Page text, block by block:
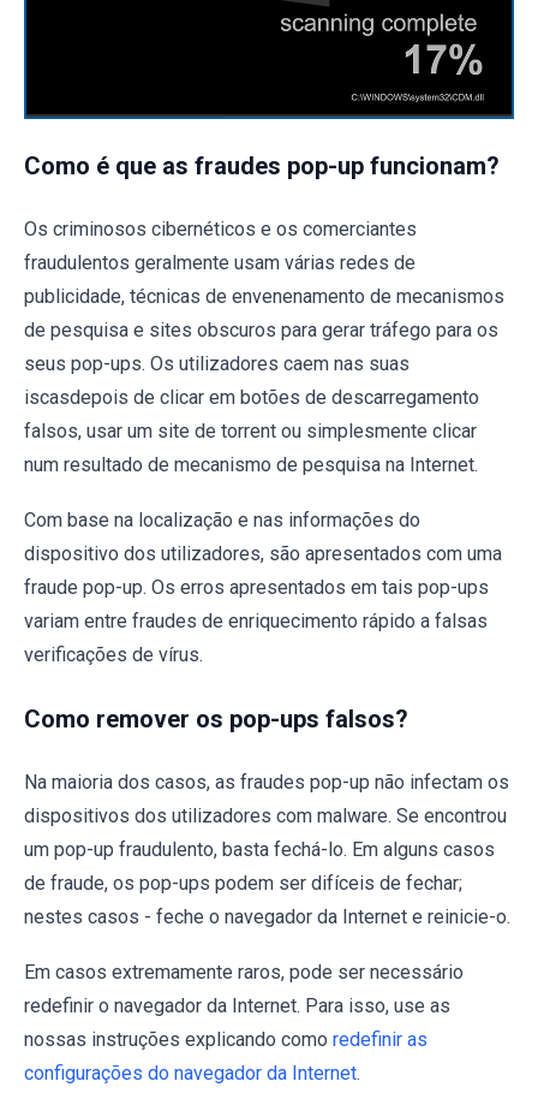
Como é que as fraudes pop-up funcionam?
Os criminosos cibernéticos e os comerciantes
fraudulentos geralmente usam várias redes de
publicidade, técnicas de envenenamento de mecanismos
de pesquisa e sites obscuros para gerar tráfego para os
seus pop-ups. Os utilizadores caem nas suas
iscasdepois de clicar em botões de descarregamento
falsos, usar um site de torrent ou simplesmente clicar
num resultado de mecanismo de pesquisa na Internet.
Com base na localização e nas informações do
dispositivo dos utilizadores, são apresentados com uma
fraude pop-up. Os erros apresentados em tais pop-ups
variam entre fraudes de enriquecimento rápido a falsas
verificações de vírus.
Como remover os pop-ups falsos?
Na maioria dos casos, as fraudes pop-up não infectam os
dispositivos dos utilizadores com malware. Se encontrou
um pop-up fraudulento, basta fechá-lo. Em alguns casos
de fraude, os pop-ups podem ser difíceis de fechar;
nestes casos - feche o navegador da Internet e reinicie-o.
Em casos extremamente raros, pode ser necessário
redefinir o navegador da Internet. Para isso, use as
nossas instruções explicando como redefinir as
configurações do navegador da Internet.